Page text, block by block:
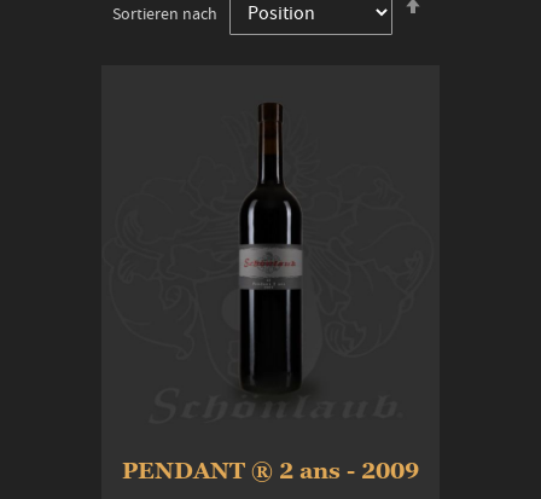
Sortieren nach
PENDANT ® 2 ans - 2009